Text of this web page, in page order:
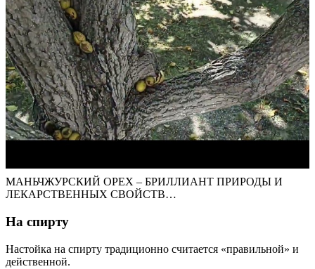
МАНЬЧЖУРСКИЙ ОРЕХ – БРИЛЛИАНТ ПРИРОДЫ И
ЛЕКАРСТВЕННЫХ СВОЙСТВ…
На спирту
Настойка на спирту традиционно считается «правильной» и
действенной.